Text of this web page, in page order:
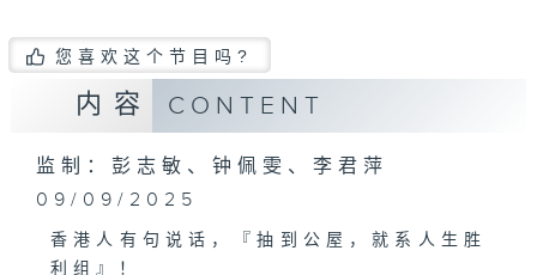
您喜欢这个节目吗?
内容 CONTENT
监制：彭志敏、钟佩雯、李君萍
09/09/2025
香港人有句说话，『抽到公屋，就系人生胜
利组』！